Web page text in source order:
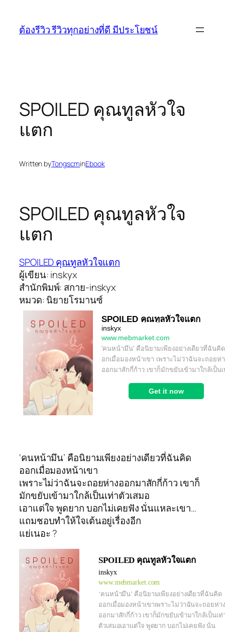
content
ต้องรีวิว รีวิวทุกอย่างที่ดี มีประโยชน์
SPOILED คุณทูลหัวใจ
แตก
Written byTongscminEbook
SPOILED คุณทูลหัวใจ
แตก
SPOILED คุณทูลหัวใจแตก
ผู้เขียน: inskyx
สำนักพิมพ์: สกาย-inskyx
หมวด: นิยายโรมานซ์
‘คนหน้ามึน’ คือนิยามเพียงอย่างเดียวที่ฉันคิด
ออกเมื่อมองหน้าเขา
เพราะไม่ว่าฉันจะถอยห่างออกมาสักกี่ก้าว เขาก็
มักขยับเข้ามาใกล้เป็นเท่าตัวเสมอ
เอาแต่ใจ พูดยาก บอกไม่เคยฟัง นั่นแหละเขา…
แถมชอบทำให้ใจเต้นอยู่เรื่องอีก
แย่เนอะ ?
SPOILED คุณทูลหัวใจแตก
inskyx
www.mebmarket.com
‘คนหน้ามึน’ คือนิยามเพียงอย่างเดียวที่ฉันคิด
ออกเมื่อมองหน้าเขาเพราะไม่ว่าฉันจะถอยห่าง
ออกมาสักกี่ก้าว เขาก็มักขยับเข้ามาใกล้เป็นเท่
ตัวเสมอเอาแต่ใจ พูดยาก บอกไม่เคยฟัง นั่น